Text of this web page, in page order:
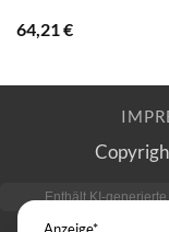
64,21€
Anzeige*